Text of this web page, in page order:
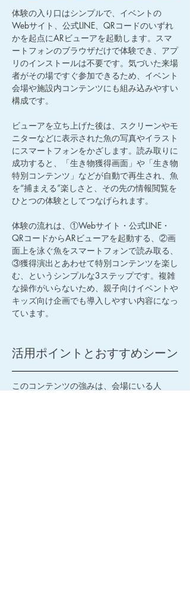
体験の入り口はシンプルで、イベントの
Webサイト、公式LINE、QRコードのいずれ
かを起点にARビューアを起動します。スマ
ートフォンのブラウザだけで体験でき、アプ
リのインストールは不要です。気づいた来場
者がその場ですぐ参加できるため、イベント
会場や施設内コンテンツにも組み込みやすい
構成です。
ビューアを立ち上げた後は、スクリーンやモ
ニターなどに表示された魚の写真やイラスト
にスマートフォンをかざします。読み取りに
成功すると、「生き物獲得画面」や「生き物
特別コンテンツ」などが自動で再生され、魚
を“捕まえる”楽しさと、その先の情報閲覧を
ひとつの体験としてつなげられます。
体験の流れは、①Webサイト・公式LINE・
QRコードからARビューアを起動する、②画
面上を泳ぐ魚をスマートフォンで読み取る、
③獲得演出とあわせて特別コンテンツを楽し
む、というシンプルな3ステップです。複雑
な操作がいらないため、親子向けイベントや
キッズ向け企画でも導入しやすい内容になっ
ています。
活用ポイントとおすすめシーン
このコンテンツの強みは、会場にいる人